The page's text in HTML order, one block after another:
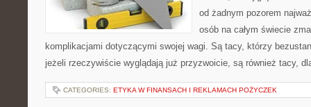
od żadnym pozorem
osób na całym świecie
komplikacjami dotyczącymi swojej wagi. Są tacy, którzy
jeżeli rzeczywiście wyglądają już przyzwoicie, są również tacy,
CATEGORIES: ETYKA W FINANSACH I REKLAMACH POŻYCZEK